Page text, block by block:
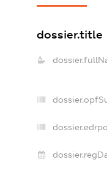
dossier.title